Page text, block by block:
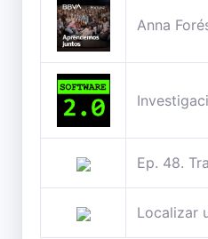
Anna
Ep. 48.
Localizar